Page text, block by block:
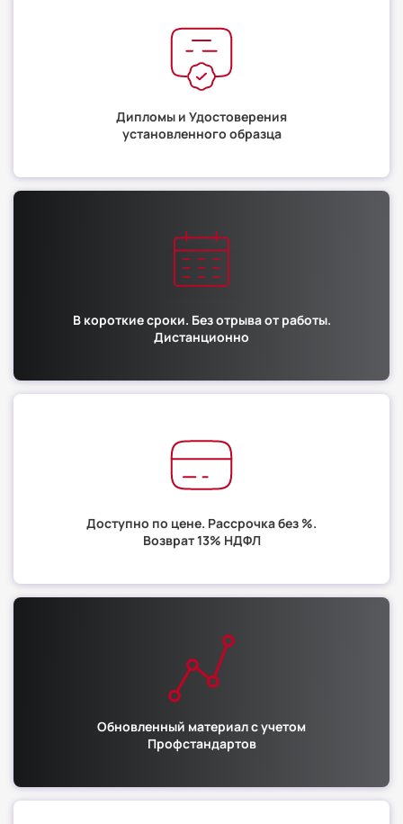
Дипломы и Удостоверения
установленного образца
В короткие сроки. Без отрыва от работы.
Дистанционно
Доступно по цене. Рассрочка без %.
Возврат 13% НДФЛ
Обновленный материал с учетом
Профстандартов